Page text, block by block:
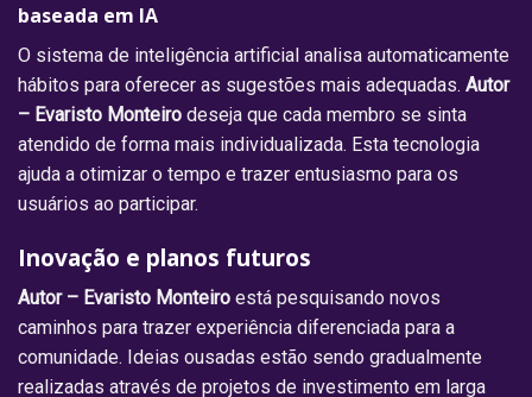
baseada em IA
O sistema de inteligência artificial analisa automaticamente
hábitos para oferecer as sugestões mais adequadas. Autor
– Evaristo Monteiro deseja que cada membro se sinta
atendido de forma mais individualizada. Esta tecnologia
ajuda a otimizar o tempo e trazer entusiasmo para os
usuários ao participar.
Inovação e planos futuros
Autor – Evaristo Monteiro está pesquisando novos
caminhos para trazer experiência diferenciada para a
comunidade. Ideias ousadas estão sendo gradualmente
realizadas através de projetos de investimento em larga